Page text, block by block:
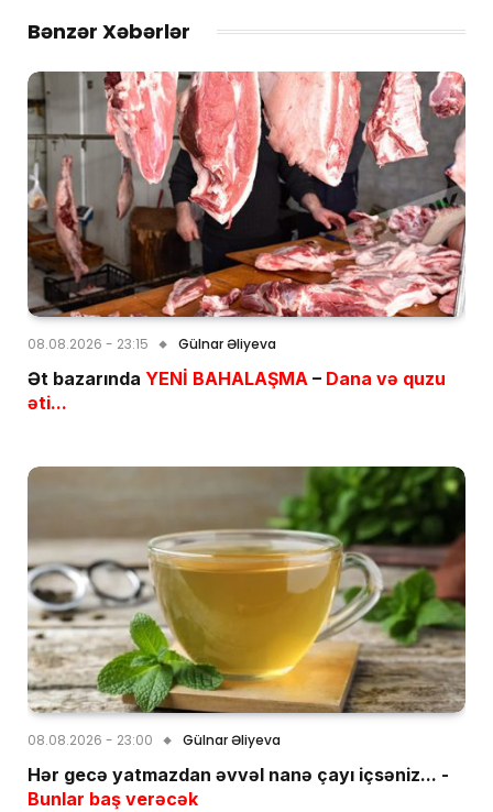
Bənzər Xəbərlər
08.08.2026 - 23:15 Gülnar Əliyeva
Ət bazarında YENİ BAHALAŞMA – Dana və quzu
əti...
08.08.2026 - 23:00 Gülnar Əliyeva
Hər gecə yatmazdan əvvəl nanə çayı içsəniz... -
Bunlar baş verəcək